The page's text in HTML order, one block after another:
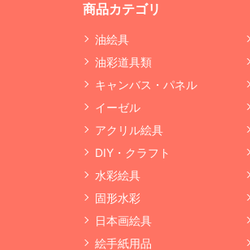
商品カテゴリ
油絵具
油彩道具類
キャンバス・パネル
イーゼル
アクリル絵具
DIY・クラフト
水彩絵具
固形水彩
日本画絵具
絵手紙用品